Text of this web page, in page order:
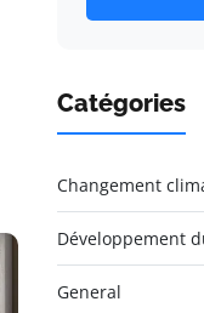
Catégories
Changement
Développement
General